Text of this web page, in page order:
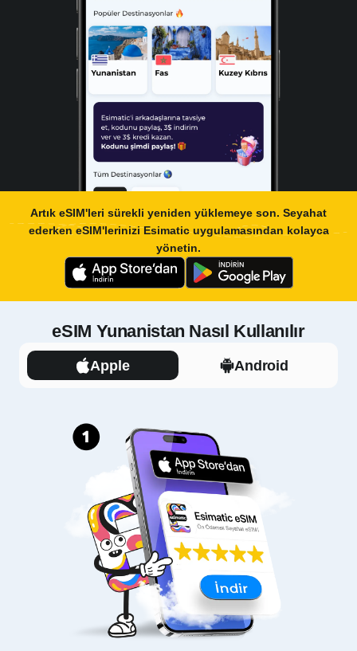
Artık eSIM'leri sürekli yeniden yüklemeye son. Seyahat
ederken eSIM'leriniziEsimatic uygulamasından kolayca
yönetin.
eSIM Yunanistan Nasıl Kullanılır
Apple Android